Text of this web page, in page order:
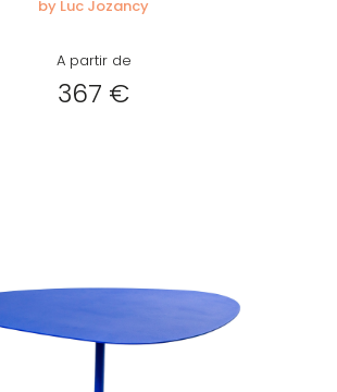
by Luc Jozancy
A partir de
367 €